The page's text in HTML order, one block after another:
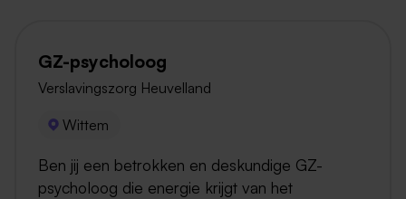
GZ-psycholoog
Verslavingszorg Heuvelland
Wittem
Ben jij een betrokken en deskundige GZ-
psycholoog die energie krijgt van het